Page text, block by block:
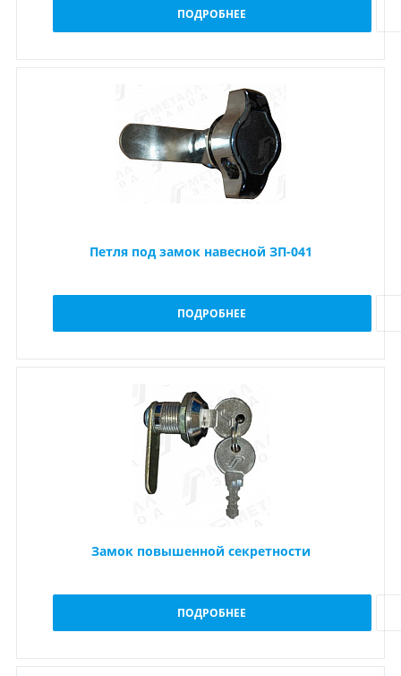
ПОДРОБНЕЕ
Петля под замок навесной ЗП-041
ПОДРОБНЕЕ
Замок повышенной секретности
ПОДРОБНЕЕ